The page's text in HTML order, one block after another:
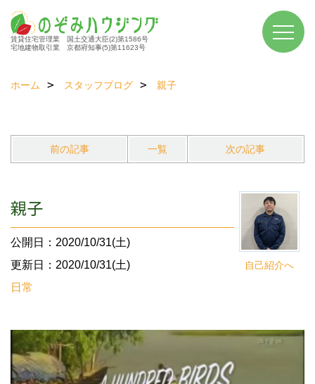
賃貸住宅管理業 国土交通大臣(2)第1586号
宅地建物取引業 京都府知事(5)第11623号
ホーム スタッフブログ 親子
前の記事 一覧 次の記事
自己紹介へ
親子
公開日：2020/10/31(土)
更新日：2020/10/31(土)
日常